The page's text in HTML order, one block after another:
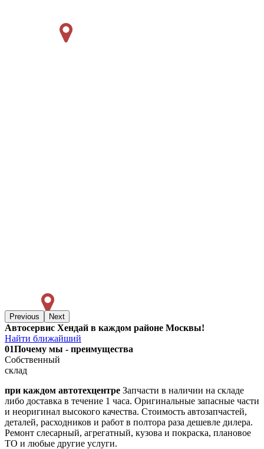
Previous Next
Автосервис Хендай в каждом районе Москвы!
Найти ближайший
01Почему мы - преимущества
Собственный
склад
при каждом автотехцентре Запчасти в наличии на складе
либо доставка в течение 1 часа. Оригинальные запасные части
и неоригинал высокого качества. Стоимость автозапчастей,
деталей, расходников и работ в полтора раза дешевле дилера.
Ремонт слесарный, агрегатный, кузова и покраска, плановое
ТО и любые другие услуги.